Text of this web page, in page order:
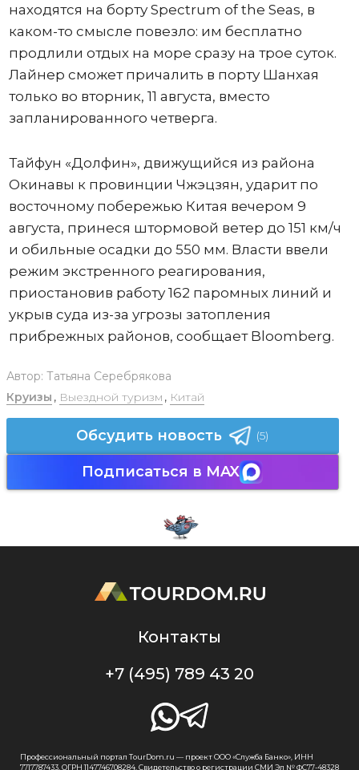
находятся на борту Spectrum of the Seas, в
каком-то смысле повезло: им бесплатно
продлили отдых на море сразу на трое суток.
Лайнер сможет причалить в порту Шанхая
только во вторник, 11 августа, вместо
запланированного четверга.
Тайфун «Долфин», движущийся из района
Окинавы к провинции Чжэцзян, ударит по
восточному побережью Китая вечером 9
августа, принеся штормовой ветер до 151 км/ч
и обильные осадки до 550 мм. Власти ввели
режим экстренного реагирования,
приостановив работу 162 паромных линий и
укрыв суда из-за угрозы затопления
прибрежных районов, сообщает Bloomberg.
Автор: Татьяна Серебрякова
Круизы , Выездной туризм , Китай
Обсудить новость (5)
Подписаться в MAX
Контакты
+7 (495) 789 43 20
Профессиональный портал TourDom.ru — проект ООО «Служба Банко», ИНН
7717787433, ОГРН 1147746708284. Свидетельство о регистрации СМИ Эл № ФС77-48328